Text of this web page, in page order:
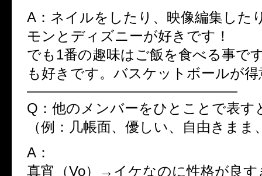
A：ネイルをしたり、映像編集した
モンとディズニーが好きです！
でも1番の趣味はご飯を食べる事で
も好きです。バスケットボールが
———————————————
Q：他のメンバーをひとことで表す
（例：几帳面、優しい、自由きまま
A：
真宵（Vo）→イケなのに性格が良す